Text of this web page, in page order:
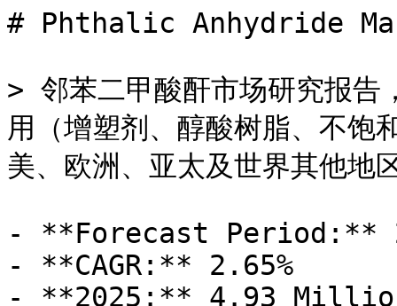
# Phthalic Anhydride
> 邻苯二甲酸酐市场研究报告
用（增塑剂、醇酸树脂、不饱
美、欧洲、亚太及世界其他
- **Forecast Period:**
- **CAGR:** 2.65%
- **2025:** 4.93